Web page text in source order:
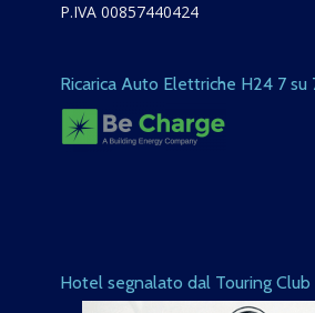
P.IVA 00857440424
Ricarica Auto Elettriche H24 7 su
Hotel segnalato dal Touring